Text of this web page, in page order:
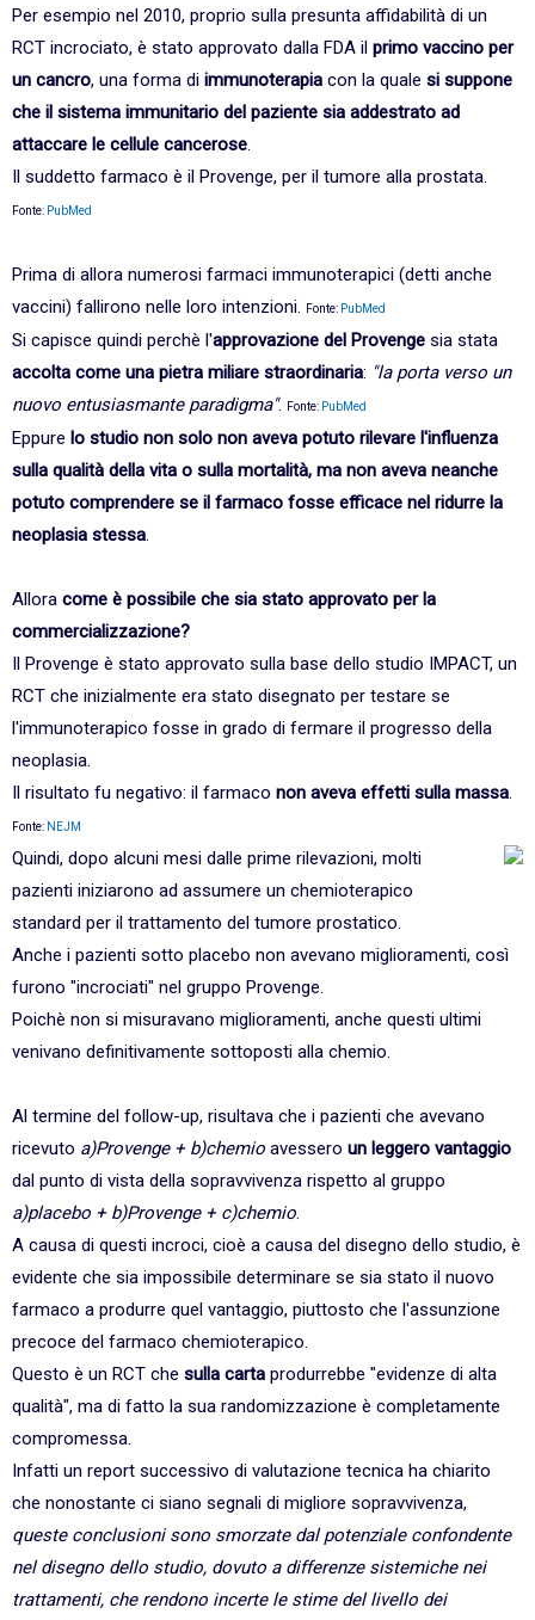
Per esempio nel 2010, proprio sulla presunta affidabilità di un
RCT incrociato, è stato approvato dalla FDA il primo vaccino per
un cancro, una forma di immunoterapia con la quale si suppone
che il sistema immunitario del paziente sia addestrato ad
attaccare le cellule cancerose.
Il suddetto farmaco è il Provenge, per il tumore alla prostata.
Fonte: PubMed
Prima di allora numerosi farmaci immunoterapici (detti anche
vaccini) fallirono nelle loro intenzioni.
Fonte: PubMed
Si capisce quindi perchè l'approvazione del Provenge sia stata
accolta come una pietra miliare straordinaria: "la porta verso un
nuovo entusiasmante paradigma". Fonte: PubMed
Eppure lo studio non solo non aveva potuto rilevare l'influenza
sulla qualità della vita o sulla mortalità, ma non aveva neanche
potuto comprendere se il farmaco fosse efficace nel ridurre la
neoplasia stessa.
Allora come è possibile che sia stato approvato per la
commercializzazione?
Il Provenge è stato approvato sulla base dello studio IMPACT, un
RCT che inizialmente era stato disegnato per testare se
l'immunoterapico fosse in grado di fermare il progresso della
neoplasia.
Il risultato fu negativo: il farmaco non aveva effetti sulla massa.
Fonte: NEJM
Quindi, dopo alcuni mesi dalle prime rilevazioni, molti
pazienti iniziarono ad assumere un chemioterapico
standard per il trattamento del tumore prostatico.
Anche i pazienti sotto placebo non avevano miglioramenti, così
furono "incrociati" nel gruppo Provenge.
Poichè non si misuravano miglioramenti, anche questi ultimi
venivano definitivamente sottoposti alla chemio.
Al termine del follow-up, risultava che i pazienti che avevano
ricevuto a)Provenge + b)chemio avessero un leggero vantaggio
dal punto di vista della sopravvivenza rispetto al gruppo
a)placebo + b)Provenge + c)chemio.
A causa di questi incroci, cioè a causa del disegno dello studio, è
evidente che sia impossibile determinare se sia stato il nuovo
farmaco a produrre quel vantaggio, piuttosto che l'assunzione
precoce del farmaco chemioterapico.
Questo è un RCT che sulla carta produrrebbe "evidenze di alta
qualità", ma di fatto la sua randomizzazione è completamente
compromessa.
Infatti un report successivo di valutazione tecnica ha chiarito
che nonostante ci siano segnali di migliore sopravvivenza,
queste conclusioni sono smorzate dal potenziale confondente
neldisegno dello studio, dovuto a differenze sistemiche nei
trattamenti, che rendono incerte le stime del livello dei